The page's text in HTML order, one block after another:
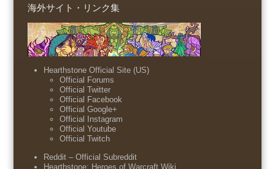
海外サイト・リンク集
Hearthstone Official Site (US)
Official Forums
Official Twitter
Official Facebook
Official Google+
Official Instagram
Official Youtube
Official Twitch
Reddit – Official Subreddit
Hearthstone: Heroes of Warcraft Wiki